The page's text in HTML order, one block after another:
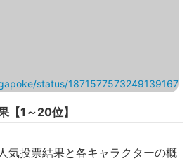
status/1871577573249139167
【1～20位】
気投票結果と各キャラクターの概